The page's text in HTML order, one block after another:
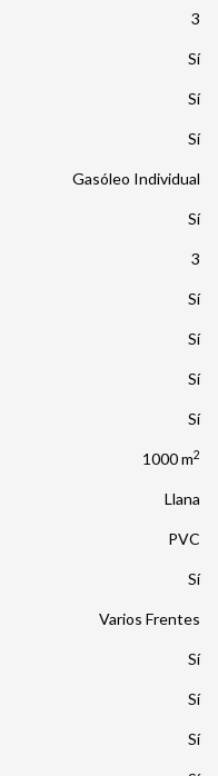
3
Gasóleo Individual
3
1000 m2
Llana
PVC
Varios Frentes